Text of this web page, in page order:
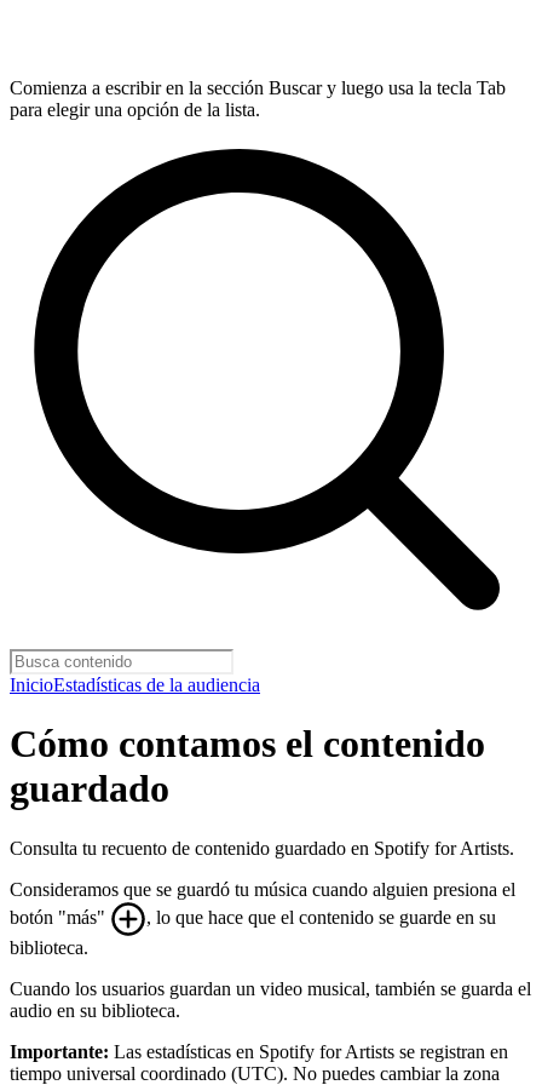
Comienza a escribir en la sección Buscar y luego usa la tecla Tab
para elegir una opción de la lista.
InicioEstadísticas de la audiencia
Cómo contamos el contenido
guardado
Consulta tu recuento de contenido guardado en Spotify for Artists.
Consideramos que se guardó tu música cuando alguien presiona el
botón "más"
, lo que hace que el contenido se guarde en su
biblioteca.
Cuando los usuarios guardan un video musical, también se guarda el
audio en su biblioteca.
Importante: Las estadísticas en Spotify for Artists se registran en
tiempo universal coordinado (UTC). No puedes cambiar la zona